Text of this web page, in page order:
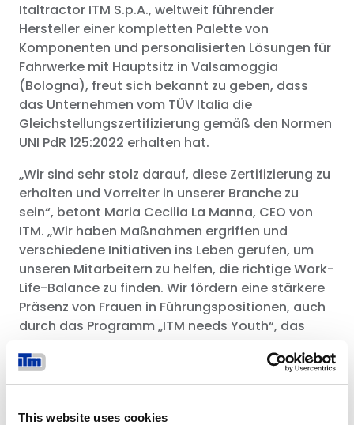
This website uses cookies
Italtractor ITM S.p.A., weltweit führender
Hersteller einer kompletten Palette von
Komponenten und personalisierten Lösungen für
Fahrwerke mit Hauptsitz in Valsamoggia
(Bologna), freut sich bekannt zu geben, dass
das Unternehmen vom TÜV Italia die
Gleichstellungszertifizierung gemäß den Normen
UNI PdR 125:2022 erhalten hat.
„Wir sind sehr stolz darauf, diese Zertifizierung zu
erhalten und Vorreiter in unserer Branche zu
sein“, betont Maria Cecilia La Manna, CEO von
ITM. „Wir haben Maßnahmen ergriffen und
verschiedene Initiativen ins Leben gerufen, um
unseren Mitarbeitern zu helfen, die richtige Work-
Life-Balance zu finden. Wir fördern eine stärkere
Präsenz von Frauen in Führungspositionen, auch
durch das Programm „ITM needs Youth“, das
darauf abzielt, junge Talente anzuziehen und das
Empowerment von Frauen zu fördern. Diese
Leistung unterstreicht die Stärke unserer Werte,